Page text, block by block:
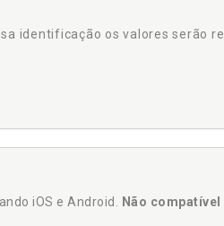
identificação os valores serão
iOS e Android.
Não compatível